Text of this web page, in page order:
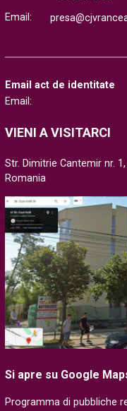
Email:
Email act de identitate
Email:
VIENI A VISITARCI
Str. Dimitrie Cantemir nr.
Romania
Si apre su Google
Programma di pubbliche